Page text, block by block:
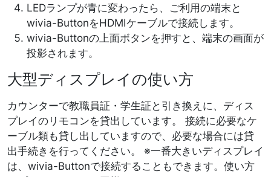
LEDランプが青に変わったら、ご利用の端末と
wivia-ButtonをHDMIケーブルで接続します。
wivia-Buttonの上面ボタンを押すと、端末の画面が
投影されます。
大型ディスプレイの使い方
カウンターで教職員証・学生証と引き換えに、ディス
プレイのリモコンを貸出しています。 接続に必要なケ
ーブル類も貸し出していますので、必要な場合には貸
出手続きを行ってください。 ※一番大きいディスプレイ
は、wivia-Buttonで接続することもできます。使い方